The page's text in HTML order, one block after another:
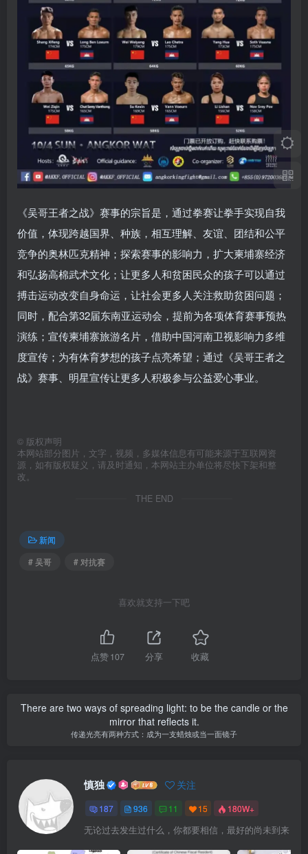
《吴哥王者之战》赛事的宗旨是，通过拳赛让拳手实现自我
价值，体现跨越国界、种族，相互理解、友谊、团结和公平
竞争的奥林匹克精神；探索赛事的影响力，扩大柬埔寨经济
和弘扬高棉武术文化；让更多人和贫困民众的孩子可以通过
搏击运动改变自身命运，让社会更多人关注救助贫困问题；
同时，配合第32届东南亚运动会，提前为各项体育赛事预热
演练；宣传柬埔寨旅游名片，借助中国河南卫视影响力多维
度宣传；为有体育梦想的孩子点亮希望；通过《吴哥王者之
战》赛事、明星宣传让更多人积极参与公益爱心事业。
© 版权声明
本网站部分图片，文字，视频，多媒体信息有可能来源于互联网资
源，如有版权疑义，请及时通知，本网站主办单位将尽快下架和整
改。
THE END
新闻
# 吴哥
# 对抗赛
喜欢就支持一下吧
点赞107 分享 收藏
There are two ways of spreading light: to be the candle or the
mirror that reflects it.
传递光亮有两种方式：成为一支蜡烛或当一面镜子
慎独 关注
187 936 11 15 180W+
无论过去发生过什么，你都要相信，最好的尚未到来